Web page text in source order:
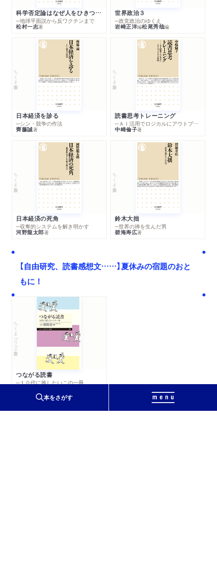
本をさがす
WEB2025/10/17
YouTube「エアレボリューション」に河野龍太郎さんが出演
しました。
北海道新聞に著者インタビューが掲載されました。「＜河
野龍太郎さんと考える日本経済の死角＞守りの企業、収奪
される労働者」
新聞 2025/08/28
朝日新聞「論壇時評」でVoice2025年9月号での著者寄稿が
紹介されました。（評者：谷口将紀さん）
読売新聞「思潮 論壇誌 8月」でVoice2025年9月号での著者
寄稿が紹介されました。（評者：安田洋祐さん）
東京新聞で紹介されました。
PIVOT「PIVOT TALK」に河野龍太郎さんが出演しました。
「日本経済の死角：賃金を上げるために、経営者、労働
者、新総理は何をすべきなのか？」
2025/08/06
Voice2025年9月号に著者寄稿が掲載されました。「日本経
済が根本解決すべき「死角」」
新聞
証券アナリストジャーナル2025年8月号「新刊紹介」で紹介され
ました。
朝日新聞に著者インタビューが掲載されました。「生産性
アップでも賃金横ばい続く日本 エコノミストは政治に何
科学否定論はなぜ人をひきつけるのか
─地球平面説から反ワクチンまで
松村一志著
世界政治３
─政党政治のゆくえ
岩崎正洋編松尾秀哉編
ちくま新書
日本経済を診る
─シン・競争の作法
齊藤誠著
ちくま新書
読書思考トレーニング
─ＡＩ活用でロジカルにアウトプットする技法
中崎倫子著
ちくま新書
日本経済の死角
─収奪的システムを解き明かす
河野龍太郎著
ちくま新書
鈴木大拙
─世界の禅を生んだ男
碧海寿広著
【自由研究、読書感想文……】夏休みの宿題のおと
もに！
ちくまプリマー新書
つながる読書
─１０代に推したいこの一冊